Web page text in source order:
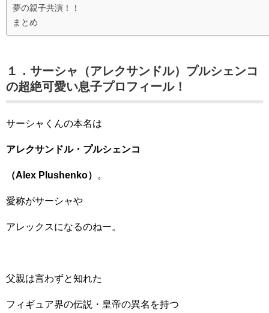
夢の親子共演！！
まとめ
１．サーシャ（アレクサンドル）プルシェンコ
の超絶可愛い息子プロフィール！
サーシャくんの本名は
アレクサンドル・プルシェンコ
（Alex Plushenko） 。
愛称がサーシャや
アレックスになるのねー。
父親は言わずと知れた
フィギュア界の伝説・皇帝の異名を持つ